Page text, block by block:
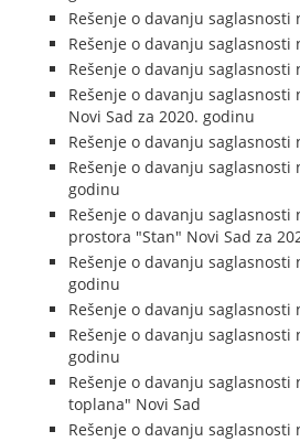
Rešenje o davanju saglasnosti
Rešenje o davanju saglasnosti
Rešenje o davanju saglasnosti
Rešenje o davanju
Novi Sad za 2020. godinu
Rešenje o davanju
Rešenje o davanju saglasnosti
godinu
Rešenje o davanju
prostora "Stan" Novi Sad za
Rešenje o davanju
godinu
Rešenje o davanju saglasnosti
Rešenje o davanju
godinu
Rešenje o davanju
toplana" Novi Sad
Rešenje o davanju saglasnosti